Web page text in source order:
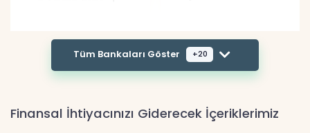
Tüm Bankaları Göster +20
Finansal İhtiyacınızı Giderecek İçeriklerimiz